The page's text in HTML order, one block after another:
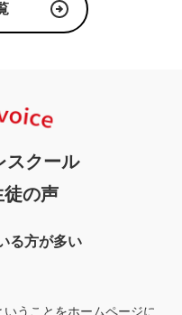
スクール
徒の声
る方が多い
うことをホームページに